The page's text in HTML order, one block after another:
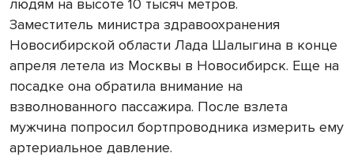
людям на высоте 10 тысяч метров.
Заместитель министра здравоохранения
Новосибирской области Лада Шалыгина в конце
апреля летела из Москвы в Новосибирск. Еще на
посадке она обратила внимание на
взволнованного пассажира. После взлета
мужчина попросил бортпроводника измерить ему
артериальное давление.